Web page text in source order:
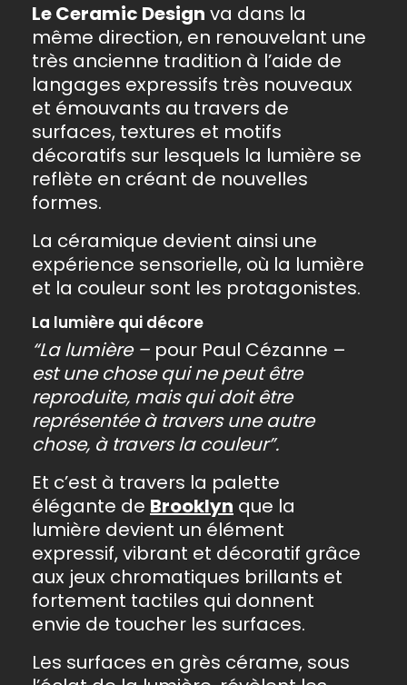
Le Ceramic Design va dans la
même direction, en renouvelant une
très ancienne tradition à l’aide de
langages expressifs très nouveaux
et émouvants au travers de
surfaces, textures et motifs
décoratifs sur lesquels la lumière se
reflète en créant de nouvelles
formes.
La céramique devient ainsi une
expérience sensorielle, où la lumière
et la couleur sont les protagonistes.
La lumière qui décore
“La lumière – pour Paul Cézanne –
est une chose qui ne peut être
reproduite, mais qui doit être
représentée à travers une autre
chose, à travers la couleur”.
Et c’est à travers la palette
élégante de Brooklyn que la
lumière devient un élément
expressif, vibrant et décoratif grâce
aux jeux chromatiques brillants et
fortement tactiles qui donnent
envie de toucher les surfaces.
Les surfaces en grès cérame, sous